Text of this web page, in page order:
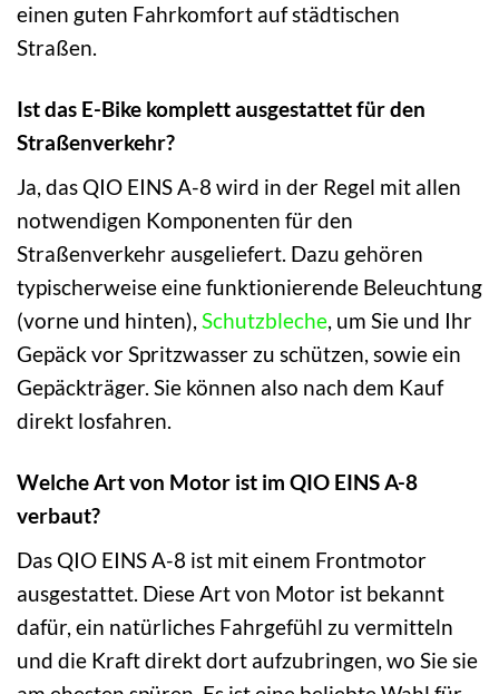
einen guten Fahrkomfort auf städtischen
Straßen.
Ist das E-Bike komplett ausgestattet für den
Straßenverkehr?
Ja, das QIO EINS A-8 wird in der Regel mit allen
notwendigen Komponenten für den
Straßenverkehr ausgeliefert. Dazu gehören
typischerweise eine funktionierende Beleuchtung
(vorne und hinten), Schutzbleche, um Sie und Ihr
Gepäck vor Spritzwasser zu schützen, sowie ein
Gepäckträger. Sie können also nach dem Kauf
direkt losfahren.
Welche Art von Motor ist im QIO EINS A-8
verbaut?
Das QIO EINS A-8 ist mit einem Frontmotor
ausgestattet. Diese Art von Motor ist bekannt
dafür, ein natürliches Fahrgefühl zu vermitteln
und die Kraft direkt dort aufzubringen, wo Sie sie